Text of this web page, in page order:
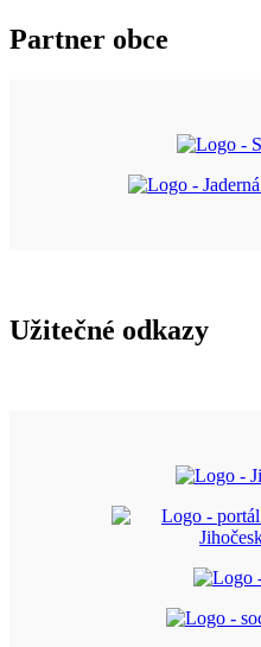
Partner obce
Užitečné odkazy